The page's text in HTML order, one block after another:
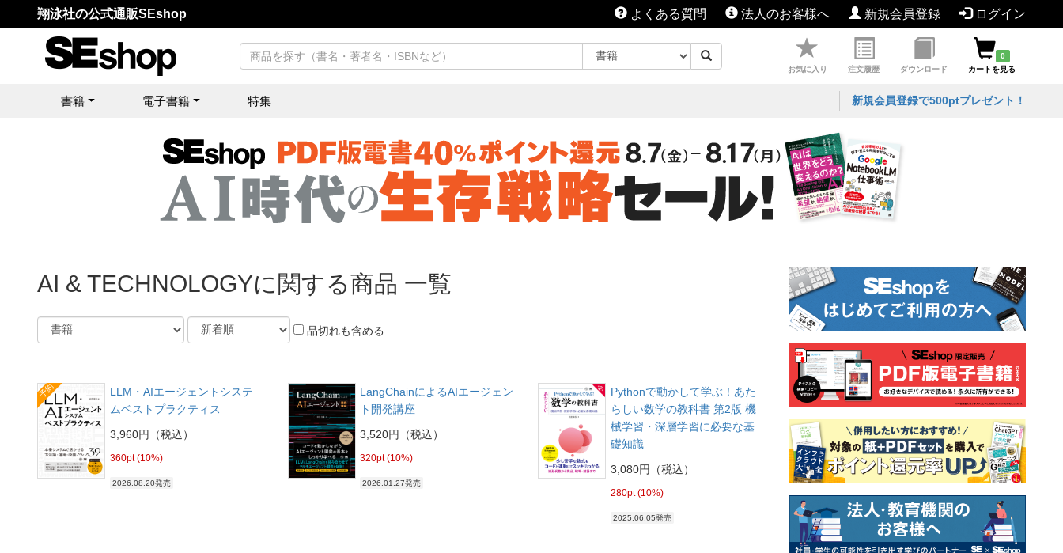
翔泳社の公式通販SEshop よくある質問 法人のお客様へ 新規会員登録 ログイン
お気に入り 注文履歴 ダウンロード
0
カートを見る
書籍 電子書籍 特集 新規会員登録で500ptプレゼント！
AI & TECHNOLOGYに関する商品 一覧
品切れも含める
予約
LLM・AIエージェントシステ
ムベストプラクティス
3,960円（税込）
360pt (10%)
2026.08.20発売
LangChainによるAIエージェン
ト開発講座
3,520円（税込）
320pt (10%)
2026.01.27発売
Pythonで動かして学ぶ！あた
らしい数学の教科書 第2版 機
械学習・深層学習に必要な基
礎知識
3,080円（税込）
280pt (10%)
2025.06.05発売